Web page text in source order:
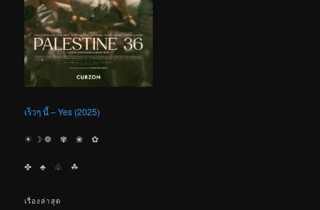
เร็วๆ นี้ – Yes (2025)
☀︎ ☽ ❁ ✾ ❀ ✿
✤ ♣︎ ♧ ☘︎
เรื่องล่าสุด